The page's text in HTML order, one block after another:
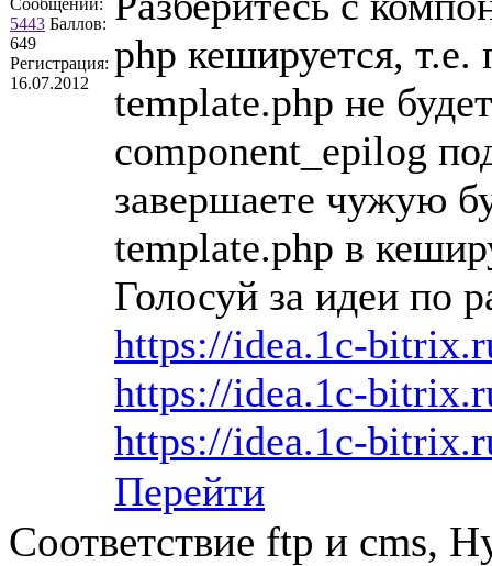
5443 Баллов:
649
Регистрация:
16.07.2012
php кешируется,
template.php не
component_epilog
завершаете чужую
template.php в
Голосуй за идеи по
https://idea.1c-
https://idea.1c-
https://idea.1c-
Перейти
Соответствие ftp и сms,